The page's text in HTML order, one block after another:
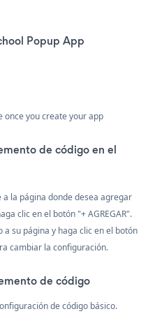
Popup App
once you create your app
de código en el
a la página donde desea agregar
clic en el botón "+ AGREGAR".
su página y haga clic en el botón
cambiar la configuración.
de código
de código básico.